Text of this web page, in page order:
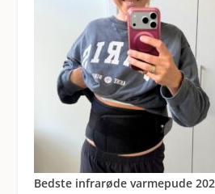
Bedste infrarøde varmepude